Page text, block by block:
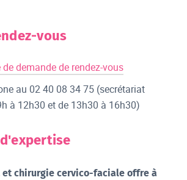
vous
demande de rendez-vous
au 02 40 08 34 75 (secrétariat
à 12h30 et de 13h30 à 16h30)
et chirurgie cervico-faciale offre à